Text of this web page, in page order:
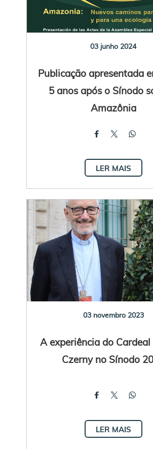
03 junho 2024
Publicação apresentada
5 anos após o Sínodo
Amazônia
LER MAIS
03 novembro 2023
A experiência do
Czerny no Sínodo
LER MAIS